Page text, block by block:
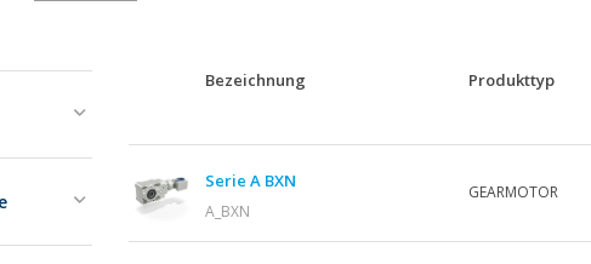
Bezeichnung Produkttyp
Serie A BXN
A_BXN
GEARMOTOR